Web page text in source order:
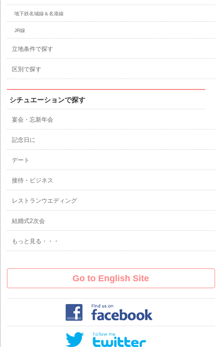
地下鉄名城線＆名港線
JR線
立地条件で探す
区別で探す
シチュエーションで探す
宴会・忘新年会
記念日に
デート
接待・ビジネス
レストランウエディング
結婚式2次会
もっと見る・・・
Go to English Site